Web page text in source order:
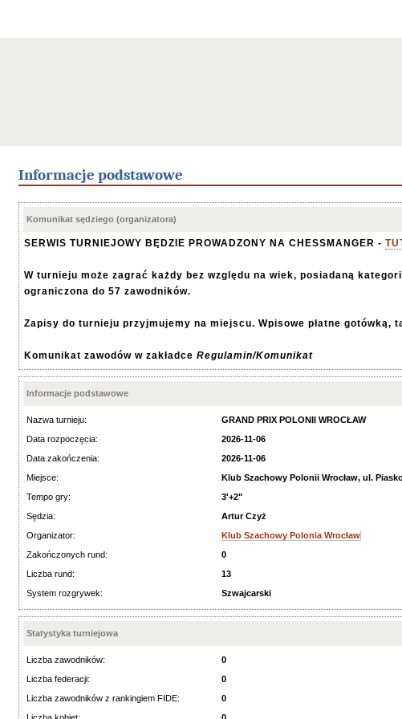
Informacje podstawowe
Komunikat sędziego (organizatora)
SERWIS TURNIEJOWY BĘDZIE PROWADZONY NA CHESSMANGER -
W turnieju może zagrać każdy bez względu na wiek, posiadaną
ograniczona do 57 zawodników.
Zapisy do turnieju przyjmujemy na miejscu. Wpisowe płatne gotówką,
Komunikat zawodów w zakładce Regulamin/Komunikat
Informacje podstawowe
Nazwa turnieju:
GRAND PRIX POLONII WROCŁAW
Data rozpoczęcia:
2026-11-06
Data zakończenia:
2026-11-06
Miejsce:
Klub Szachowy Polonii Wrocław, ul.
Tempo gry:
3'+2"
Sędzia:
Artur Czyż
Organizator:
Klub Szachowy Polonia Wrocław
Zakończonych rund:
0
Liczba rund:
13
System rozgrywek:
Szwajcarski
Statystyka turniejowa
Liczba zawodników:
0
Liczba federacji:
0
Liczba zawodników z rankingiem FIDE:
0